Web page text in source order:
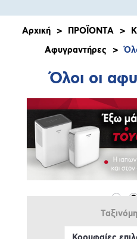
Αρχική > ΠΡΟΪΟΝΤΑ >
Αφυγραντήρες
>
Όλοι οι